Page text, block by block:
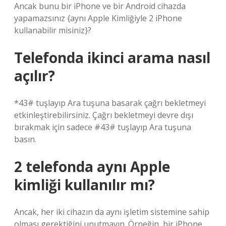
Ancak bunu bir iPhone ve bir Android cihazda
yapamazsınız {aynı Apple Kimliğiyle 2 iPhone
kullanabilir misiniz}?
Telefonda ikinci arama nasıl
açılır?
*43# tuşlayıp Ara tuşuna basarak çağrı bekletmeyi
etkinleştirebilirsiniz. Çağrı bekletmeyi devre dışı
bırakmak için sadece #43# tuşlayıp Ara tuşuna
basın.
2 telefonda aynı Apple
kimliği kullanılır mı?
Ancak, her iki cihazın da aynı işletim sistemine sahip